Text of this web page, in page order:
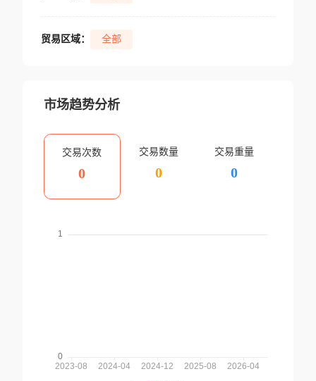
贸易区域： 全部
市场趋势分析
交易次数
0
交易数量
0
交易重量
0